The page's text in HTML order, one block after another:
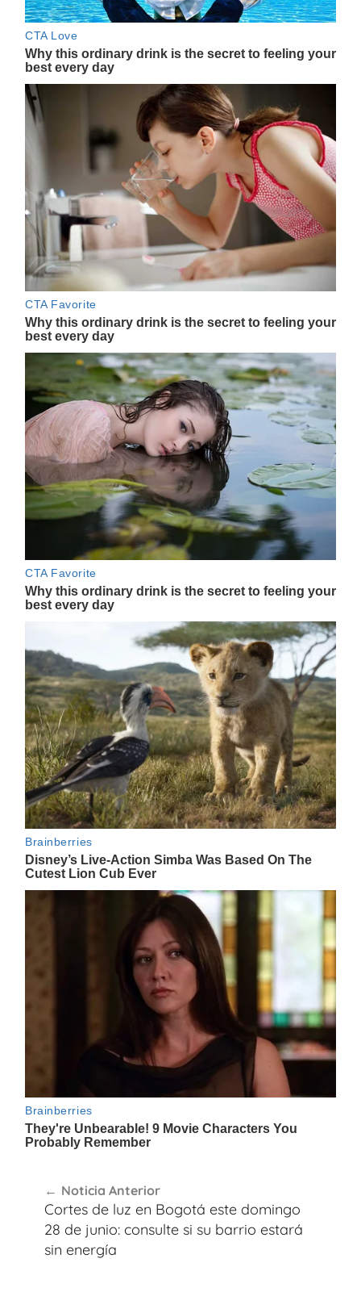
de
entradas
Noticia Anterior
Cortes de luz en Bogotá este domingo
28 de junio: consulte si su barrio estará
sin energía